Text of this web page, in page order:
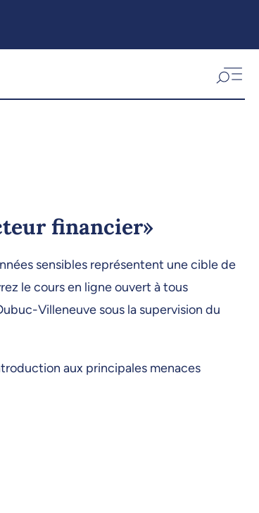
financier»
sensibles représentent une cible de
le cours en ligne ouvert à tous
Villeneuve sous la supervision du
aux principales menaces